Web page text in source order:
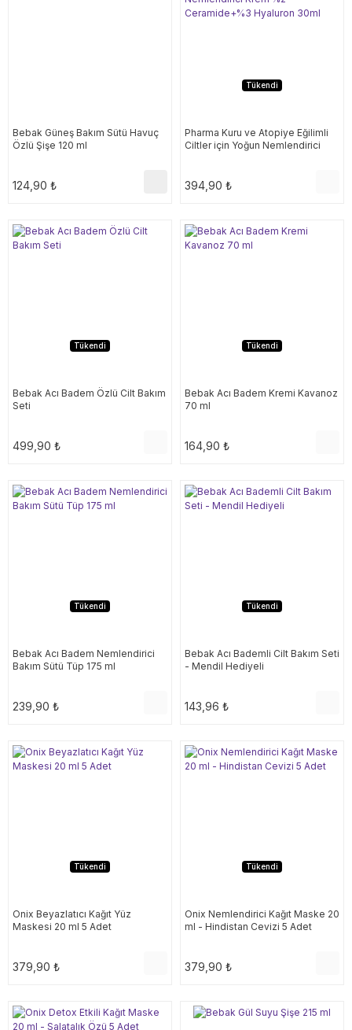
Bebak Güneş Bakım Sütü Havuç
Özlü Şişe 120 ml
124,90 ₺
Tükendi
Pharma Kuru ve Atopiye Eğilimli
Ciltler için Yoğun Nemlendirici
394,90 ₺
Tükendi
Bebak Acı Badem Özlü Cilt Bakım
Seti
499,90 ₺
Tükendi
Bebak Acı Badem Kremi Kavanoz
70 ml
164,90 ₺
Tükendi
Bebak Acı Badem Nemlendirici
Bakım Sütü Tüp 175 ml
239,90 ₺
Tükendi
Bebak Acı Bademli Cilt Bakım Seti
- Mendil Hediyeli
143,96 ₺
Tükendi
Onix Beyazlatıcı Kağıt Yüz
Maskesi 20 ml 5 Adet
379,90 ₺
Tükendi
Onix Nemlendirici Kağıt Maske 20
ml - Hindistan Cevizi 5 Adet
379,90 ₺